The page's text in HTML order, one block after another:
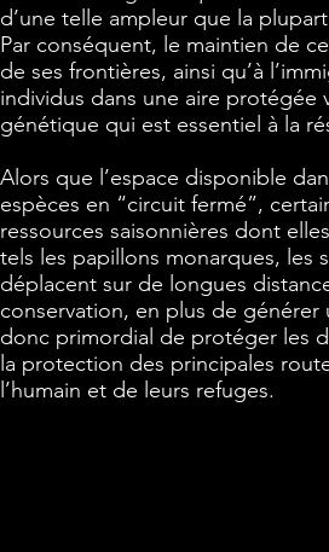
d’une telle ampleur que la
Par conséquent, le maintien de
de ses frontières, ainsi qu’à
individus dans une aire protégée
génétique qui est essentiel à la
Alors que l’espace disponible
espèces en “circuit fermé”,
ressources saisonnières dont
tels les papillons monarques, les
déplacent sur de longues
conservation, en plus de générer
donc primordial de protéger les
la protection des principales
l’humain et de leurs refuges.